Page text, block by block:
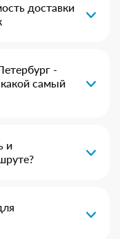
доставки
-
самый
и